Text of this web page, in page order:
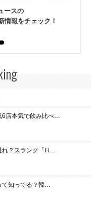
ースの
情報をチェック！
店本気で飲み比べ…
れ？スラング「Fl…
て知ってる？韓…